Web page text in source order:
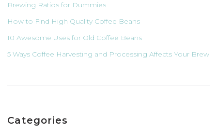
Brewing Ratios for Dummies
How to Find High Quality Coffee Beans
10 Awesome Uses for Old Coffee Beans
5 Ways Coffee Harvesting and Processing Affects Your Brew
Categories